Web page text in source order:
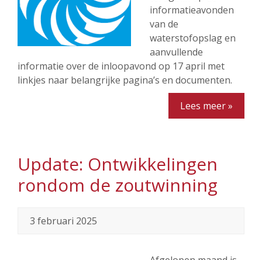
informatieavonden
van de
waterstofopslag en
aanvullende
informatie over de inloopavond op 17 april met
linkjes naar belangrijke pagina’s en documenten.
Lees meer »
Update: Ontwikkelingen
rondom de zoutwinning
3 februari 2025